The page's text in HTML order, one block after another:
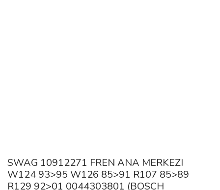
SWAG 10912271 FREN ANA MERKEZI
W124 93>95 W126 85>91 R107 85>89
R129 92>01 0044303801 (BOSCH